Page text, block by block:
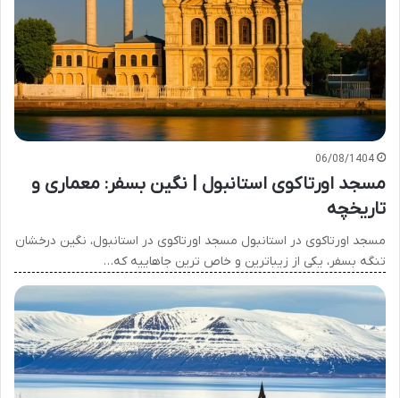
06/08/1404
مسجد اورتاکوی استانبول | نگین بسفر: معماری و
تاریخچه
مسجد اورتاکوی در استانبول مسجد اورتاکوی در استانبول، نگین درخشان
تنگه بسفر، یکی از زیباترین و خاص ترین جاهاییه که…